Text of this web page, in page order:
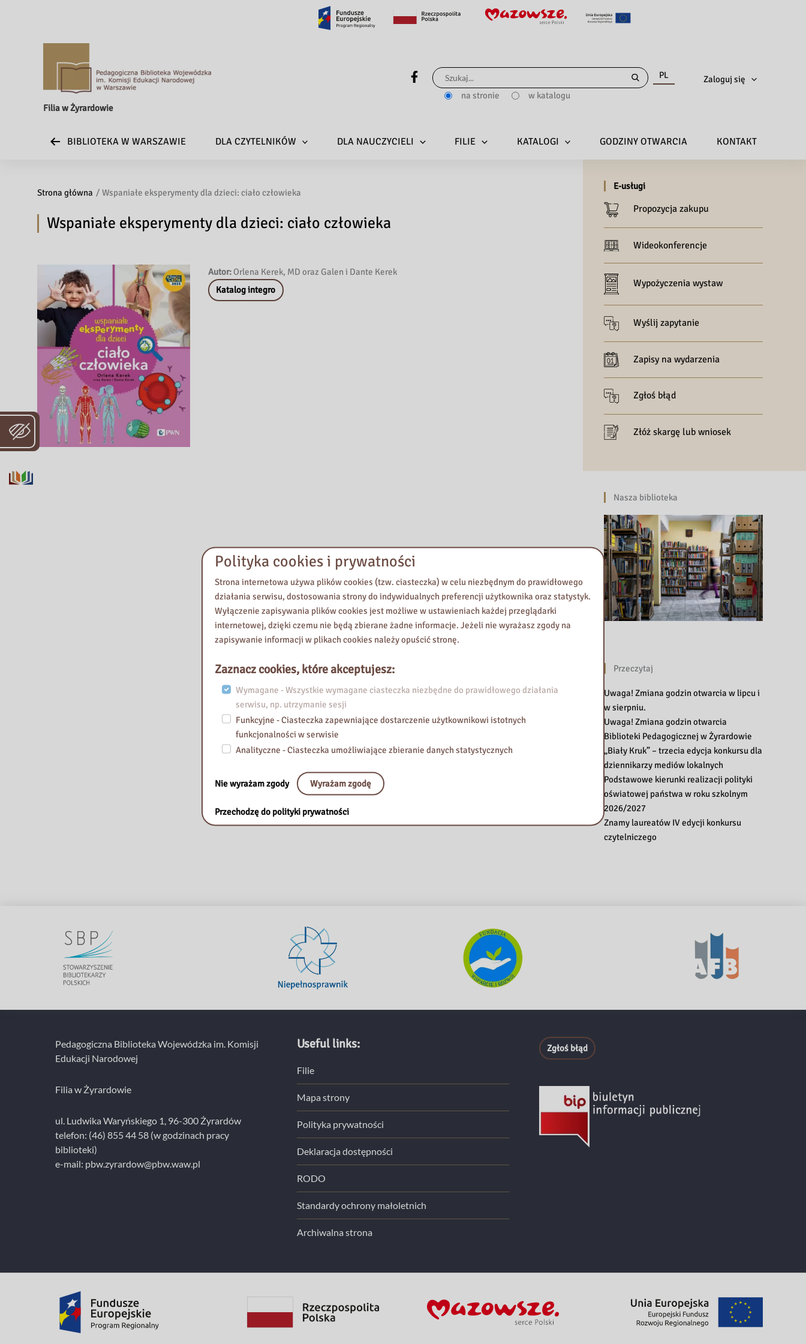
Filia w Żyrardowie
Szukaj
dla:
na stronie w katalogu
PL Zaloguj się
BIBLIOTEKA W WARSZAWIE DLA CZYTELNIKÓW DLA NAUCZYCIELI FILIE KATALOGI GODZINY OTWARCIA KONTAKT
Strona główna Wspaniałe eksperymenty dla dzieci: ciało człowieka
Wspaniałe eksperymenty dla dzieci: ciało człowieka
Autor: Orlena Kerek, MD oraz Galen i Dante Kerek
Katalog integro
E-usługi
Propozycja zakupu
Wideokonferencje
Wypożyczenia wystaw
Wyślij zapytanie
Zapisy na wydarzenia
Zgłoś błąd
Złóż skargę lub wniosek
Nasza biblioteka
Przeczytaj
Uwaga! Zmiana godzin otwarcia w lipcu i
w sierpniu.
Uwaga! Zmiana godzin otwarcia
Biblioteki Pedagogicznej w Żyrardowie
„Biały Kruk” – trzecia edycja konkursu dla
dziennikarzy mediów lokalnych
Podstawowe kierunki realizacji polityki
oświatowej państwa w roku szkolnym
2026/2027
Znamy laureatów IV edycji konkursu
czytelniczego
Pedagogiczna Biblioteka Wojewódzka im. Komisji
Edukacji Narodowej
Filia w Żyrardowie
ul. Ludwika Waryńskiego 1, 96-300 Żyrardów
telefon: (46) 855 44 58 (w godzinach pracy
biblioteki)
e-mail: pbw.zyrardow@pbw.waw.pl
Useful links:
Filie
Mapa strony
Polityka prywatności
Deklaracja dostępności
RODO
Standardy ochrony małoletnich
Archiwalna strona
Zgłoś błąd
Polityka cookies i prywatności
Strona internetowa używa plików cookies (tzw. ciasteczka) w celu niezbędnym do prawidłowego
działania serwisu, dostosowania strony do indywidualnych preferencji użytkownika oraz statystyk.
Wyłączenie zapisywania plików cookies jest możliwe w ustawieniach każdej przeglądarki
internetowej, dzięki czemu nie będą zbierane żadne informacje. Jeżeli nie wyrażasz zgody na
zapisywanie informacji w plikach cookies należy opuścić stronę.
Zaznacz cookies, które akceptujesz:
Wymagane - Wszystkie wymagane ciasteczka niezbędne do prawidłowego działania
serwisu, np. utrzymanie sesji
Funkcyjne - Ciasteczka zapewniające dostarczenie użytkownikowi istotnych
funkcjonalności w serwisie
Analityczne - Ciasteczka umożliwiające zbieranie danych statystycznych
Nie wyrażam zgody Wyrażam zgodę
Przechodzę do polityki prywatności